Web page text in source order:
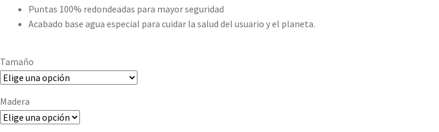
Puntas 100% redondeadas para mayor seguridad
Acabado base agua especial para cuidar la salud del usuario y el planeta.
Tamaño
Madera